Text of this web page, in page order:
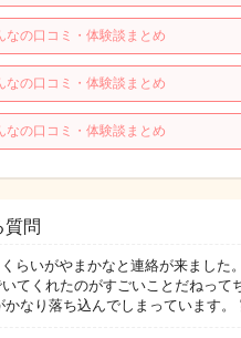
の口コミ・体験談まとめ
の口コミ・体験談まとめ
の口コミ・体験談まとめ
質問
らいがやまかなと連絡が来ました
てくれたのがすごいことだねって
かなり落ち込んでしまっています